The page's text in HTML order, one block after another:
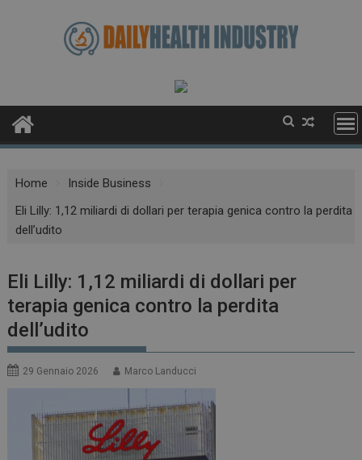
Home
Inside Business
Eli Lilly: 1,12 miliardi di dollari per terapia genica contro la perdita
dell’udito
Eli Lilly: 1,12 miliardi di dollari per
terapia genica contro la perdita
dell’udito
29 Gennaio 2026 Marco Landucci